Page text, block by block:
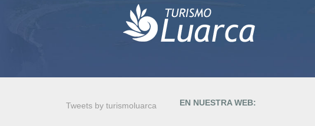
Tweets by turismoluarca EN NUESTRA WEB: